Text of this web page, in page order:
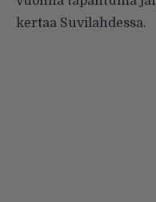
kertaa Suvilahdessa.